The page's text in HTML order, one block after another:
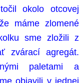
okolo otcovej
máme zlomené
sme zložili z
zvárací agregát.
paletami a
objavili v jednej